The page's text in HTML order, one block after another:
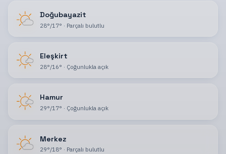
Doğubayazit
28°/17° · Parçalı bulutlu
Eleşkirt
28°/16° · Çoğunlukla açık
Hamur
29°/17° · Çoğunlukla açık
Merkez
29°/18° · Parçalı bulutlu